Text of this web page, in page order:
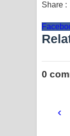
Share :
0
‹